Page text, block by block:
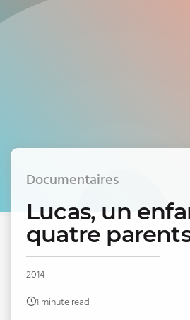
Documentaires
Lucas, un
quatre
2014
1 minute read